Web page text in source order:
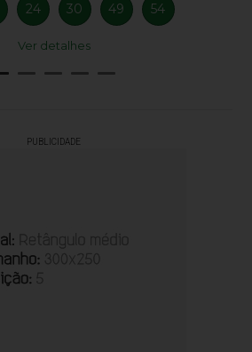
24 30 49 54
Ver detalhes
PUBLICIDADE